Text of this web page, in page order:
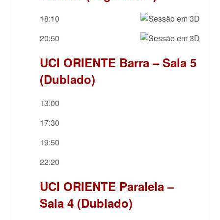
18:10
20:50
UCI ORIENTE Barra – Sala 5
(Dublado)
13:00
17:30
19:50
22:20
UCI ORIENTE Paralela –
Sala 4 (Dublado)